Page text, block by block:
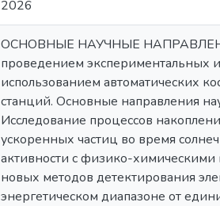
2026
ОСНОВНЫЕ НАУЧНЫЕ
проведением экспериментальных
использованием автоматических
станций. Основные направления
Исследование процессов
ускоренных частиц во время
активности с физико-
новых методов детектирования
энергетическом диапазоне от